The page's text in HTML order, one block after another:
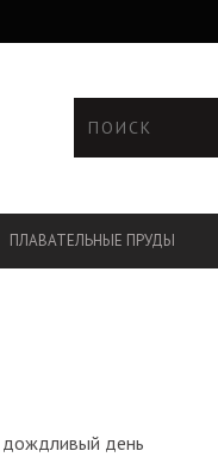
ПЛАВАТЕЛЬНЫЕ ПРУДЫ
дождливый день